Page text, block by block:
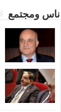
ناس ومجتمع